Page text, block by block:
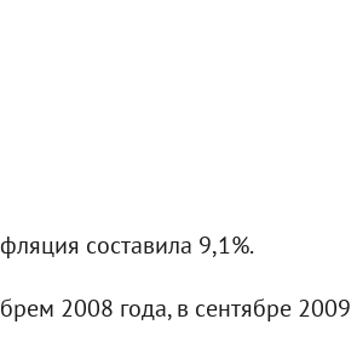
составила 9,1%.
2008 года, в сентябре